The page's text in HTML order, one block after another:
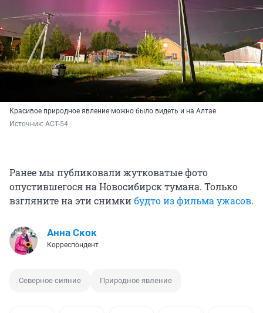
Красивое природное явление можно было видеть и на Алтае
Источник: АСТ-54
Ранее мы публиковали жутковатые фото
опустившегося на Новосибирск тумана. Только
взгляните на эти снимкибудто из фильма ужасов.
Анна Скок
Корреспондент
Северное сияние Природное явление